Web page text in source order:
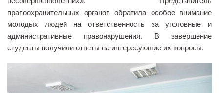
Приказы о зачислении
Студенту
Личный кабинет
полугодие
Коллективные творческие дела
правоохранительных органов обратила особое внимание
молодых людей на ответственность за уголовные и
административные правонарушения. В завершение
студенты получили ответы на интересующие их вопросы.